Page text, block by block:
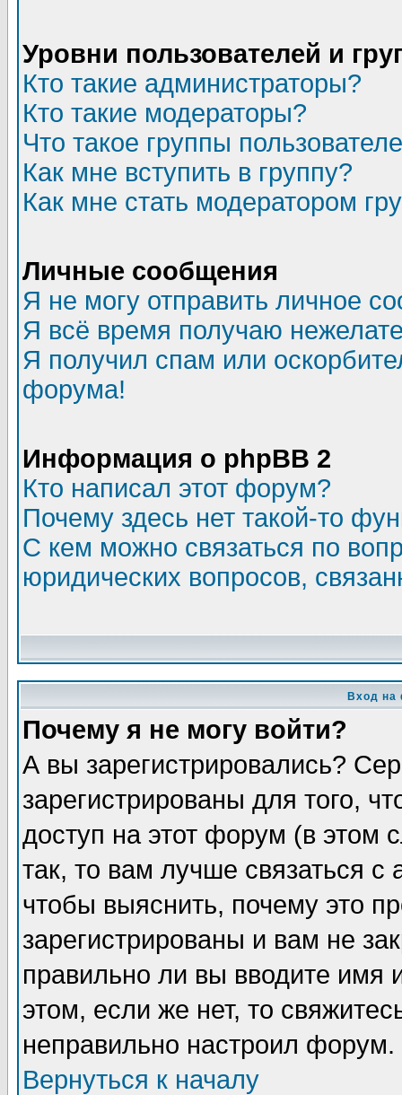
Уровни пользователей и
Кто такие администраторы?
Кто такие модераторы?
Что такое группы
Как мне вступить в группу?
Как мне стать модератором
Личные сообщения
Я не могу отправить личное
Я всё время получаю
Я получил спам или
форума!
Информация о phpBB 2
Кто написал этот форум?
Почему здесь нет такой-то
С кем можно связаться по
юридических вопросов,
Вход на
Почему я не могу войти?
А вы зарегистрировались?
зарегистрированы для того,
доступ на этот форум (в этом
так, то вам лучше связаться
чтобы выяснить, почему это
зарегистрированы и вам не
правильно ли вы вводите
этом, если же нет, то
неправильно настроил форум.
Вернуться к началу